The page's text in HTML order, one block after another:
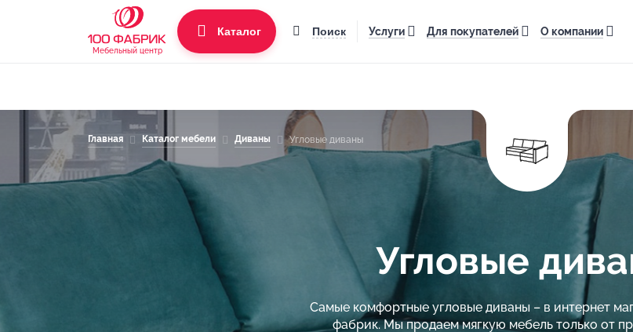
Мебельный центр
Каталог Поиск Услуги Для покупателей О компании
Главная Каталог мебели Диваны Угловые диваны
Угловые
Самые комфортные угловые диваны – в интернет
фабрик. Мы продаем мягкую мебель только от